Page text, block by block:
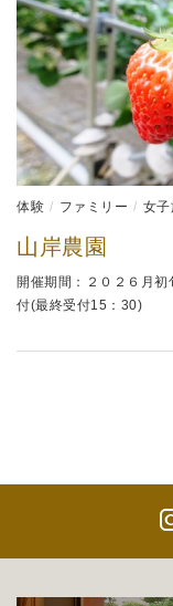
体験 ファミリー 女子
山岸農園
開催期間：２０２６月
付(最終受付15：30)